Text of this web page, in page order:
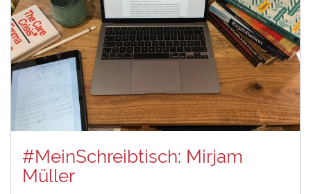
#MeinSchreibtisch: Mirjam
Müller